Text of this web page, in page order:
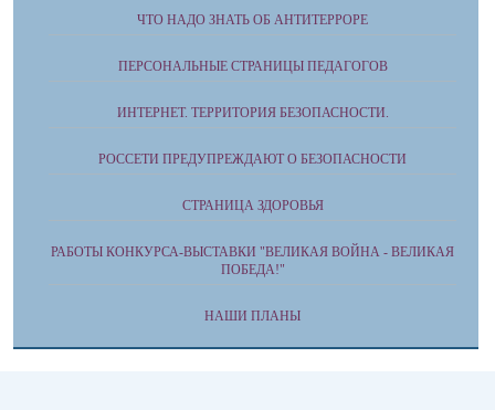
ЧТО НАДО ЗНАТЬ ОБ АНТИТЕРРОРЕ
ПЕРСОНАЛЬНЫЕ СТРАНИЦЫ ПЕДАГОГОВ
ИНТЕРНЕТ. ТЕРРИТОРИЯ БЕЗОПАСНОСТИ.
РОССЕТИ ПРЕДУПРЕЖДАЮТ О БЕЗОПАСНОСТИ
СТРАНИЦА ЗДОРОВЬЯ
РАБОТЫ КОНКУРСА-ВЫСТАВКИ "ВЕЛИКАЯ ВОЙНА - ВЕЛИКАЯ
ПОБЕДА!"
НАШИ ПЛАНЫ